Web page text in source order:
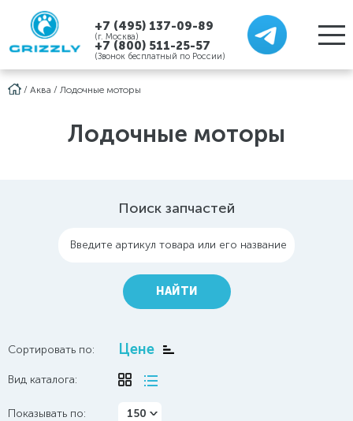
+7 (495) 137-09-89
(г. Москва)
+7 (800) 511-25-57
(Звонок бесплатный по России)
/ Аква / Лодочные моторы
Лодочные моторы
Поиск запчастей
Введите артикул товара или его название
НАЙТИ
Сортировать по: Цене
Вид каталога:
Показывать по: 150